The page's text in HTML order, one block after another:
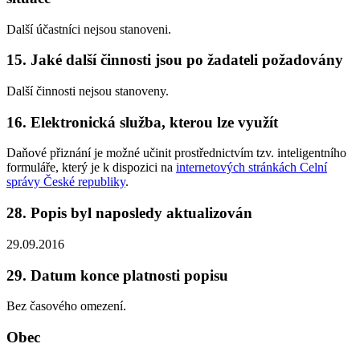
Další účastníci nejsou stanoveni.
15. Jaké další činnosti jsou po žadateli požadovány
Další činnosti nejsou stanoveny.
16. Elektronická služba, kterou lze využít
Daňové přiznání je možné učinit prostřednictvím tzv. inteligentního
formuláře, který je k dispozici na internetových stránkách Celní
správy České republiky.
28. Popis byl naposledy aktualizován
29.09.2016
29. Datum konce platnosti popisu
Bez časového omezení.
Obec